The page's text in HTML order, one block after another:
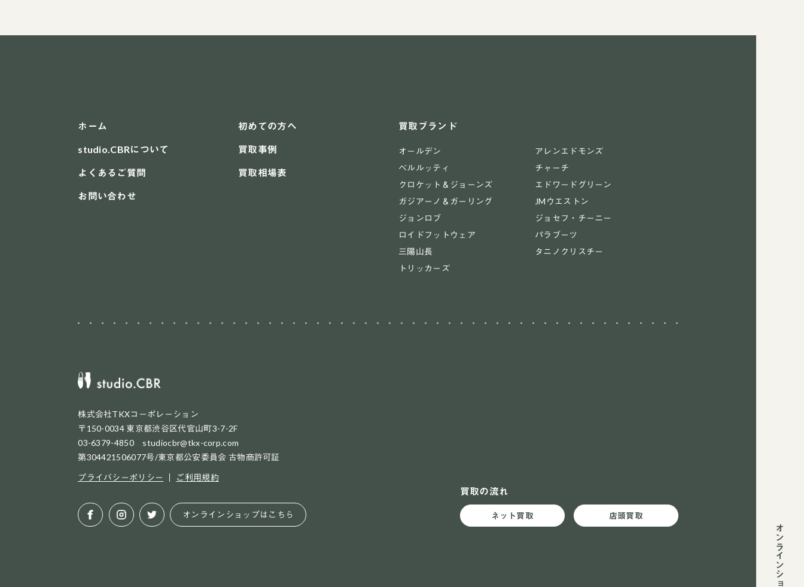
オンラインショップ
ホーム
studio.CBRについて
よくあるご質問
お問い合わせ
初めての方へ
買取事例
買取相場表
買取ブランド
オールデン
アレンエドモンズ
ベルルッティ
チャーチ
クロケット＆ジョーンズ
エドワードグリーン
ガジアーノ＆ガーリング
JMウエストン
ジョンロブ
ジョセフ・チーニー
ロイドフットウェア
パラブーツ
三陽山長
タニノクリスチー
トリッカーズ
株式会社TKXコーポレーション
〒150-0034 東京都渋谷区代官山町3-7-2F
03-6379-4850 studiocbr@tkx-corp.com
第304421506077号/東京都公安委員会 古物商許可証
プライバシーポリシー
ご利用規約
オンラインショップはこちら
買取の流れ
ネット買取 店頭買取